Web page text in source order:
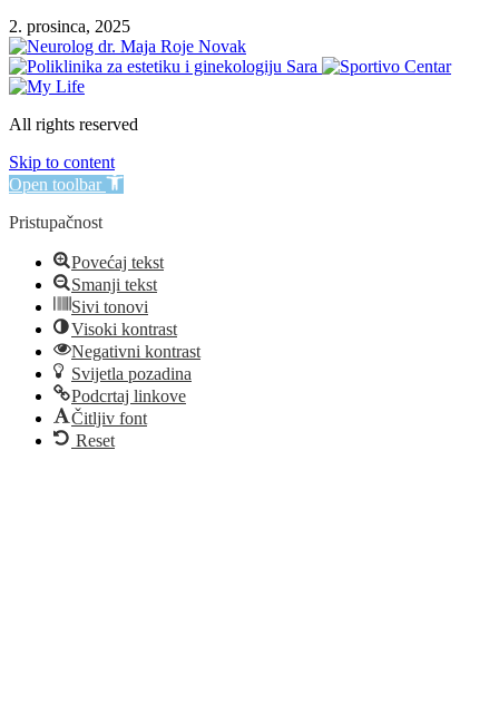
2. prosinca, 2025
All rights reserved
Skip to content
Open toolbar
Pristupačnost
Povećaj tekst
Smanji tekst
Sivi tonovi
Visoki kontrast
Negativni kontrast
Svijetla pozadina
Podcrtaj linkove
Čitljiv font
Reset